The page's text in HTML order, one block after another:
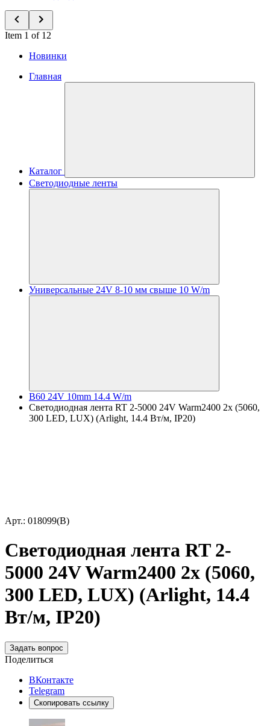
Item 1 of 12
Новинки
Главная
Каталог
Светодиодные ленты
Универсальные 24V 8-10 мм свыше 10 W/m
B60 24V 10mm 14.4 W/m
Светодиодная лента RT 2-5000 24V Warm2400 2x (5060,
300 LED, LUX) (Arlight, 14.4 Вт/м, IP20)
Арт.: 018099(B)
Светодиодная лента RT 2-
5000 24V Warm2400 2x (5060,
300 LED, LUX) (Arlight, 14.4
Вт/м, IP20)
Задать вопрос
Поделиться
ВКонтакте
Telegram
Скопировать ссылку